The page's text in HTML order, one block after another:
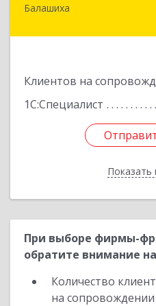
Балашиха
Клиентов на
1С:Специалист
Показать
143909, Московская
При выборе фирмы-
обратите внимание
Количество
на